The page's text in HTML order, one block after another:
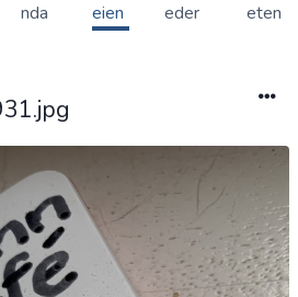
nda
eien
eder
eten